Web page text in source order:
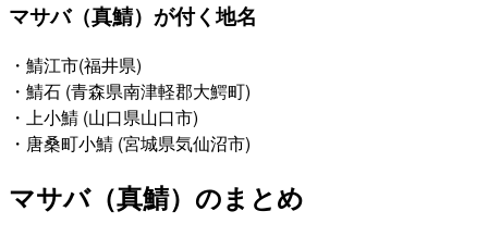
マサバ（真鯖）が付く地名
・鯖江市(福井県)
・鯖石 (青森県南津軽郡大鰐町)
・上小鯖 (山口県山口市)
・唐桑町小鯖 (宮城県気仙沼市)
マサバ（真鯖）のまとめ